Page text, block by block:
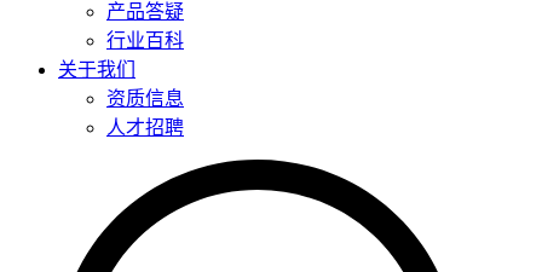
产品答疑
行业百科
关于我们
资质信息
人才招聘